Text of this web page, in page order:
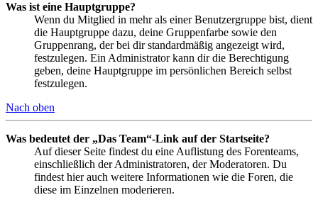
Was ist eine Hauptgruppe?
Wenn du Mitglied in mehr als einer Benutzergruppe bist, dient
die Hauptgruppe dazu, deine Gruppenfarbe sowie den
Gruppenrang, der bei dir standardmäßig angezeigt wird,
festzulegen. Ein Administrator kann dir die Berechtigung
geben, deine Hauptgruppe im persönlichen Bereich selbst
festzulegen.
Nach oben
Was bedeutet der „Das Team“-Link auf der Startseite?
Auf dieser Seite findest du eine Auflistung des Forenteams,
einschließlich der Administratoren, der Moderatoren. Du
findest hier auch weitere Informationen wie die Foren, die
diese im Einzelnen moderieren.